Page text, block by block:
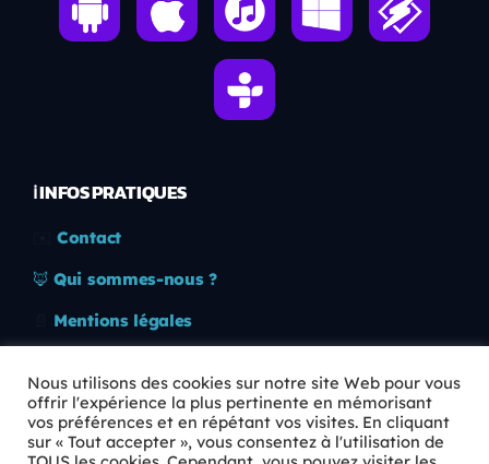
ℹ️ INFOS PRATIQUES
Contact
🦊 Qui sommes-nous ?
Mentions légales
🛡️ RGPD
Copyright © 2026 Animkids. Tous droits réservés.
Nous utilisons des cookies sur notre site Web pour vous
offrir l'expérience la plus pertinente en mémorisant
vos préférences et en répétant vos visites. En cliquant
sur « Tout accepter », vous consentez à l'utilisation de